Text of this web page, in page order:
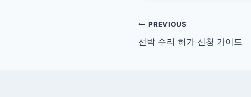
글
탐
PREVIOUS
선박 수리 허가 신청 가이드